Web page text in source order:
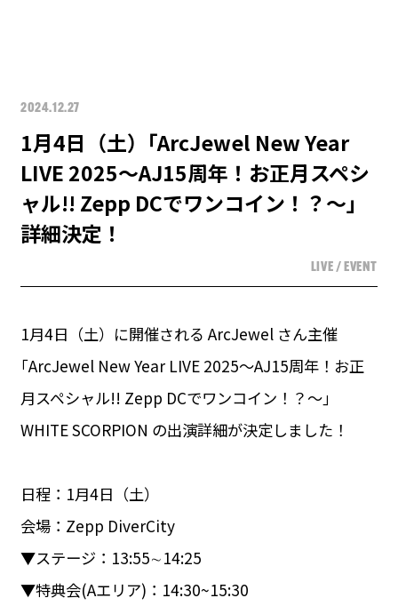
2024.12.27
1月4日（土）｢ArcJewel New Year
LIVE 2025～AJ15周年！お正月スペシ
ャル!! Zepp DCでワンコイン！？～｣
詳細決定！
LIVE / EVENT
1月4日（土）に開催される ArcJewel さん主催
｢ArcJewel New Year LIVE 2025～AJ15周年！お正
月スペシャル!! Zepp DCでワンコイン！？～｣
WHITE SCORPION の出演詳細が決定しました！
日程：1月4日（土）
会場：Zepp DiverCity
▼ステージ：13:55∼14:25
▼特典会(Aエリア)：14:30~15:30